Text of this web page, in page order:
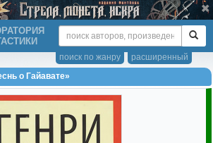
расширенный
поиск по жанру
о Гайавате»